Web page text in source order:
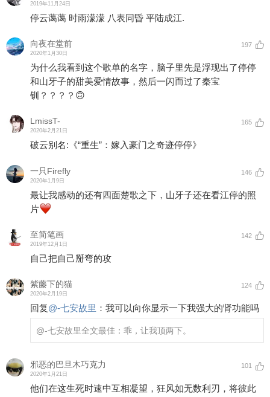
2019年11月24日
停云蔼蔼 时雨濛濛 八表同昏 平陆成江.
向夜在堂前
2020年1月30日
197
为什么我看到这个歌单的名字，脑子里先是浮现出了停停
和山牙子的甜美爱情故事，然后一闪而过了秦宝
钏？？？？🙃
LmissT-
2020年2月21日
165
破云别名:《“重生”：嫁入豪门之奇迹停停》
一只Firefly
2020年1月9日
146
最让我感动的还有四面楚歌之下，山牙子还在看江停的照
片
至简笔画
2019年12月1日
142
自己把自己掰弯的攻
紫藤下的猫
2020年2月19日
124
回复@-七安故里 ： 我可以向你显示一下我强大的肾功能吗
@-七安故里全文最佳：乖，让我顶两下。
邪恶的巴旦木巧克力
2020年1月21日
101
他们在这生死时速中互相凝望，狂风如无数利刃，将彼此